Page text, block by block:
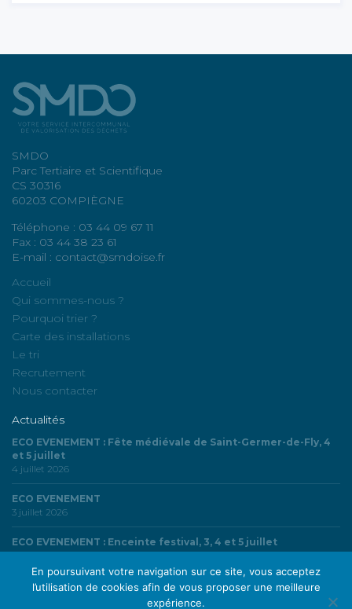
SMDO
Parc Tertiaire et Scientifique
CS 30316
60203 COMPIÈGNE
Téléphone : 03 44 09 67 11
Fax : 03 44 38 23 61
E-mail : contact@smdoise.fr
Accueil
Qui sommes-nous ?
Pourquoi trier ?
Carte des installations
Le tri
Recrutement
Nous contacter
Actualités
ECO EVENEMENT : Fête médiévale de Saint-Germer-de-Fly, 4
et 5 juillet
4 juillet 2026
ECO EVENEMENT
3 juillet 2026
ECO EVENEMENT : Enceinte festival, 3, 4 et 5 juillet
3 juillet 2026
En poursuivant votre navigation sur ce site, vous acceptez
l’utilisation de cookies afin de vous proposer une meilleure
expérience.